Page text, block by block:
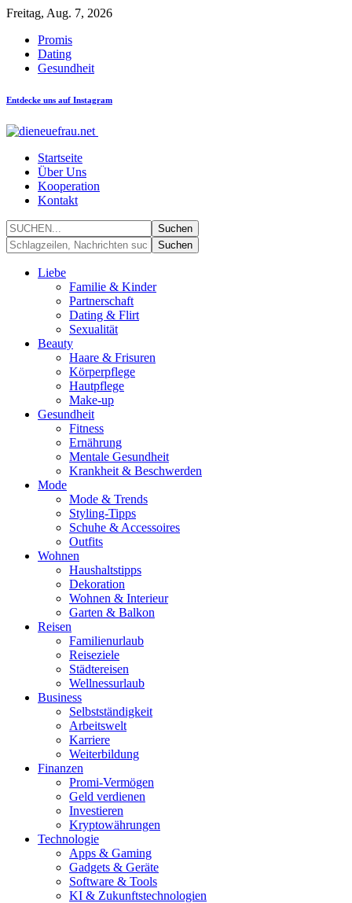
Freitag, Aug. 7, 2026
Promis
Dating
Gesundheit
Entdecke uns auf Instagram
Startseite
Über Uns
Kooperation
Kontakt
Liebe
Familie & Kinder
Partnerschaft
Dating & Flirt
Sexualität
Beauty
Haare & Frisuren
Körperpflege
Hautpflege
Make-up
Gesundheit
Fitness
Ernährung
Mentale Gesundheit
Krankheit & Beschwerden
Mode
Mode & Trends
Styling-Tipps
Schuhe & Accessoires
Outfits
Wohnen
Haushaltstipps
Dekoration
Wohnen & Interieur
Garten & Balkon
Reisen
Familienurlaub
Reiseziele
Städtereisen
Wellnessurlaub
Business
Selbstständigkeit
Arbeitswelt
Karriere
Weiterbildung
Finanzen
Promi-Vermögen
Geld verdienen
Investieren
Kryptowährungen
Technologie
Apps & Gaming
Gadgets & Geräte
Software & Tools
KI & Zukunftstechnologien